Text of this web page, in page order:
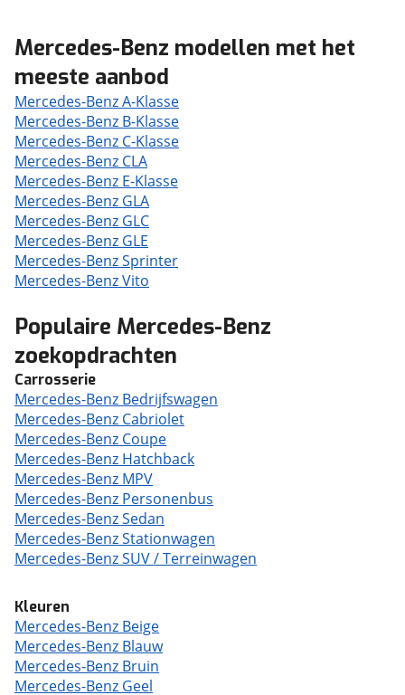
Mercedes-Benz modellen met het
meeste aanbod
Mercedes-Benz A-Klasse
Mercedes-Benz B-Klasse
Mercedes-Benz C-Klasse
Mercedes-Benz CLA
Mercedes-Benz E-Klasse
Mercedes-Benz GLA
Mercedes-Benz GLC
Mercedes-Benz GLE
Mercedes-Benz Sprinter
Mercedes-Benz Vito
Populaire Mercedes-Benz
zoekopdrachten
Carrosserie
Mercedes-Benz Bedrijfswagen
Mercedes-Benz Cabriolet
Mercedes-Benz Coupe
Mercedes-Benz Hatchback
Mercedes-Benz MPV
Mercedes-Benz Personenbus
Mercedes-Benz Sedan
Mercedes-Benz Stationwagen
Mercedes-Benz SUV / Terreinwagen
Kleuren
Mercedes-Benz Beige
Mercedes-Benz Blauw
Mercedes-Benz Bruin
Mercedes-Benz Geel